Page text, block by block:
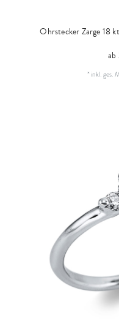
Ohrstecker Zarge 18
* inkl. ges.